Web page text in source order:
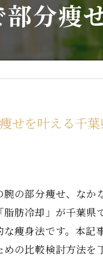
分痩
せを叶える千
の部分痩せ、な
肪冷却」が千葉
な痩身法です。本
めの比較検討方法